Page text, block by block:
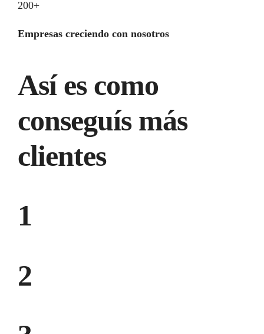
200+
Empresas creciendo con nosotros
Así es como
conseguís más
clientes
1
2